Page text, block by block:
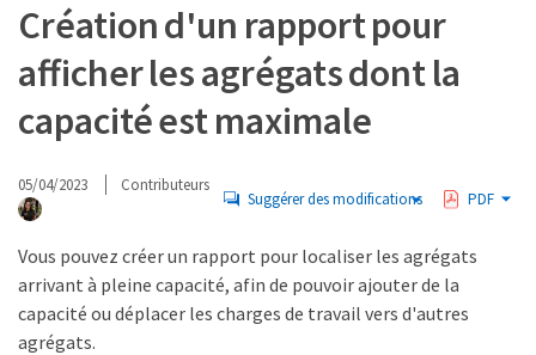
Création d'un rapport pour
afficher les agrégats dont la
capacité est maximale
05/04/2023 Contributeurs
Suggérer des modifications PDF
Vous pouvez créer un rapport pour localiser les agrégats
arrivant à pleine capacité, afin de pouvoir ajouter de la
capacité ou déplacer les charges de travail vers d'autres
agrégats.